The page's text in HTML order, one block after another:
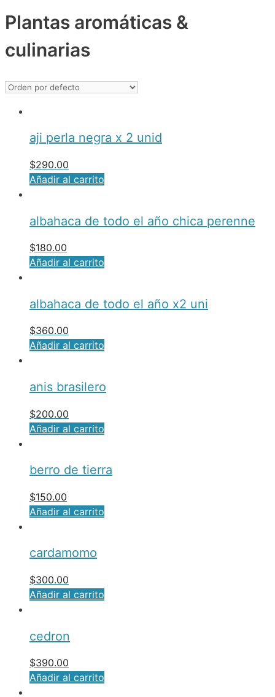
Plantas aromáticas &
culinarias
aji perla negra x 2 unid
$290.00
Añadir al carrito
albahaca de todo el año chica perenne
$180.00
Añadir al carrito
albahaca de todo el año x2 uni
$360.00
Añadir al carrito
anis brasilero
$200.00
Añadir al carrito
berro de tierra
$150.00
Añadir al carrito
cardamomo
$300.00
Añadir al carrito
cedron
$390.00
Añadir al carrito